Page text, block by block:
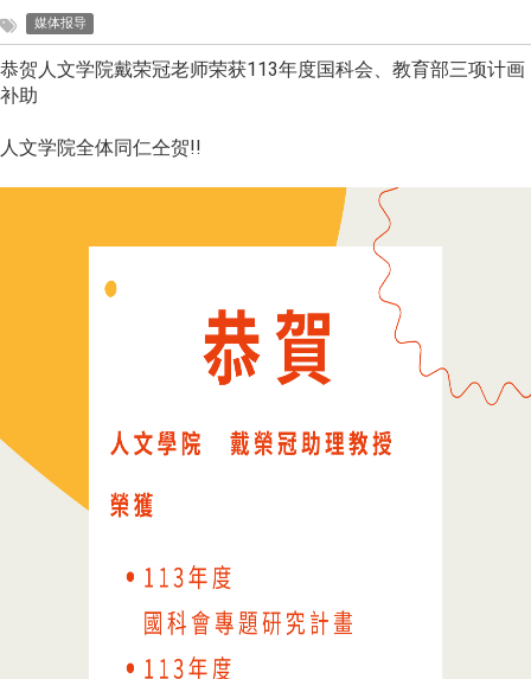
媒体报导
恭贺人文学院戴荣冠老师荣获113年度国科会、教育部三项计画
补助
人文学院全体同仁仝贺!!